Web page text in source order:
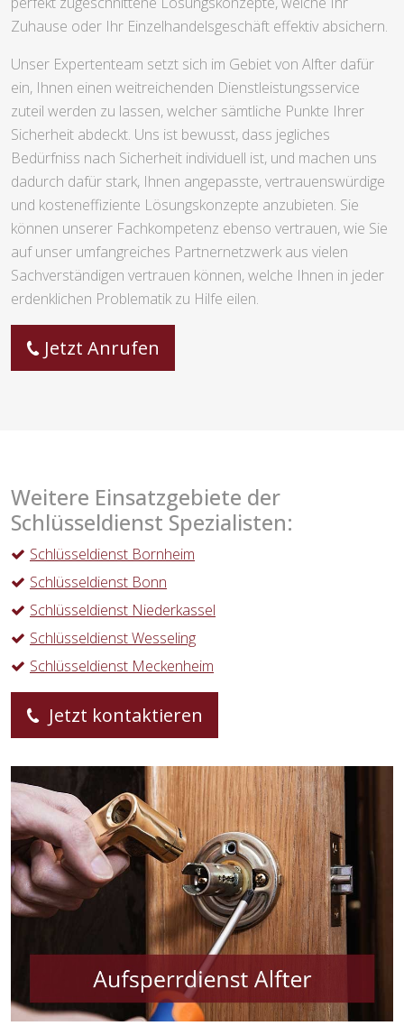
Zuhause oder Ihr Einzelhandelsgeschäft effektiv absichern.
Unser Expertenteam setzt sich im Gebiet von Alfter dafür
ein, Ihnen einen weitreichenden Dienstleistungsservice
zuteil werden zu lassen, welcher sämtliche Punkte Ihrer
Sicherheit abdeckt. Uns ist bewusst, dass jegliches
Bedürfniss nach Sicherheit individuell ist, und machen uns
dadurch dafür stark, Ihnen angepasste, vertrauenswürdige
und kosteneffiziente Lösungskonzepte anzubieten. Sie
können unserer Fachkompetenz ebenso vertrauen, wie Sie
auf unser umfangreiches Partnernetzwerk aus vielen
Sachverständigen vertrauen können, welche Ihnen in jeder
erdenklichen Problematik zu Hilfe eilen.
Jetzt Anrufen
Weitere Einsatzgebiete der
Schlüsseldienst Spezialisten:
Schlüsseldienst Bornheim
Schlüsseldienst Bonn
Schlüsseldienst Niederkassel
Schlüsseldienst Wesseling
Schlüsseldienst Meckenheim
Jetzt kontaktieren